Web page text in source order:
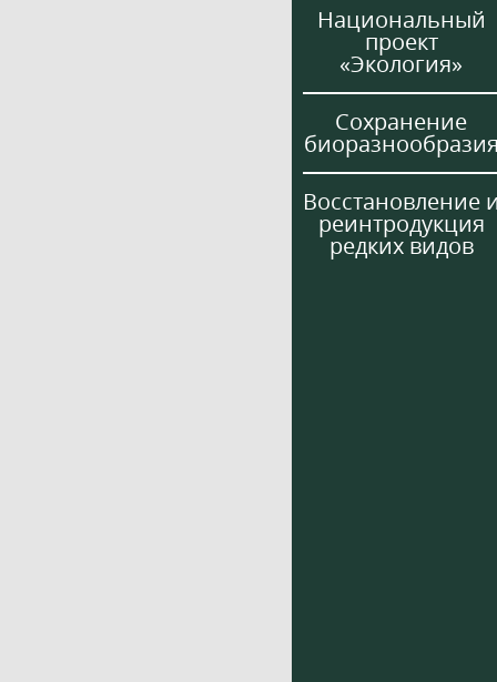
Национальный
проект
«Экология»
Сохранение
Восстановление
реинтродукция
редких видов